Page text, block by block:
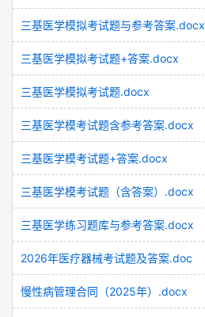
三基医学模拟考试题与参考答案.docx
三基医学模拟考试题+答案.docx
三基医学模拟考试题.docx
三基医学模考试题含参考答案.docx
三基医学模考试题+答案.docx
三基医学模考试题（含答案）.docx
三基医学练习题库与参考答案.docx
2026年医疗器械考试题及答案.doc
慢性病管理合同（2025年）.docx